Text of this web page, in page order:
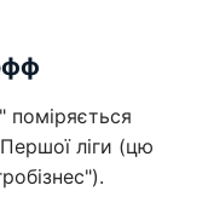
поміряється
ліги (цю